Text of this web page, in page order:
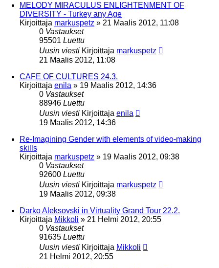
MELODY MIRACULUS ENLIGHTENMENT OF
DIVERSITY - Turkey any Age
Kirjoittaja markuspetz » 21 Maalis 2012, 11:08
0 Vastaukset
95501 Luettu
Uusin viesti Kirjoittaja markuspetz
21 Maalis 2012, 11:08
CAFE OF CULTURES 24.3.
Kirjoittaja enila » 19 Maalis 2012, 14:36
0 Vastaukset
88946 Luettu
Uusin viesti Kirjoittaja enila
19 Maalis 2012, 14:36
Re-Imagining Gender with elements of video-making
skills
Kirjoittaja markuspetz » 19 Maalis 2012, 09:38
0 Vastaukset
92600 Luettu
Uusin viesti Kirjoittaja markuspetz
19 Maalis 2012, 09:38
Darko Aleksovski in Virtuality Grand Tour 22.2.
Kirjoittaja Mikkoli » 21 Helmi 2012, 20:55
0 Vastaukset
91635 Luettu
Uusin viesti Kirjoittaja Mikkoli
21 Helmi 2012, 20:55